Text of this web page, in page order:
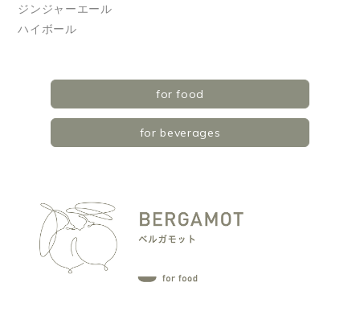
ジンジャーエール
ハイボール
for food
for beverages